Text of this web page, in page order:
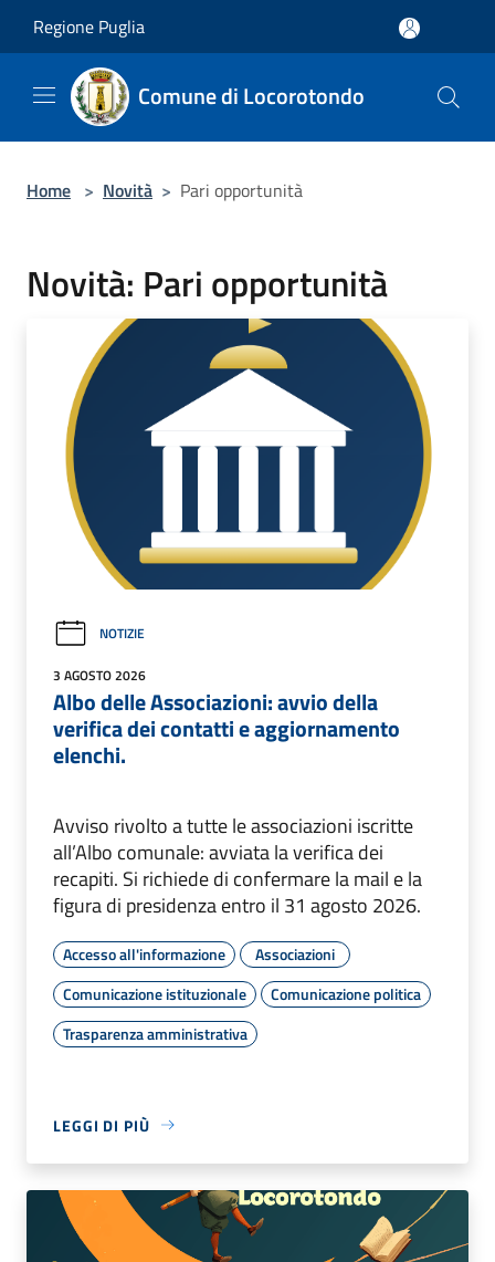
Regione Puglia
Comune di Locorotondo
Home > Novità > Pari opportunità
Novità: Pari opportunità
NOTIZIE
3 AGOSTO 2026
Albo delle Associazioni: avvio della
verifica dei contatti e aggiornamento
elenchi.
Avviso rivolto a tutte le associazioni iscritte
all’Albo comunale: avviata la verifica dei
recapiti. Si richiede di confermare la mail e la
figura di presidenza entro il 31 agosto 2026.
Accesso all'informazione
Associazioni
Comunicazione istituzionale
Comunicazione politica
Trasparenza amministrativa
LEGGI DI PIÙ